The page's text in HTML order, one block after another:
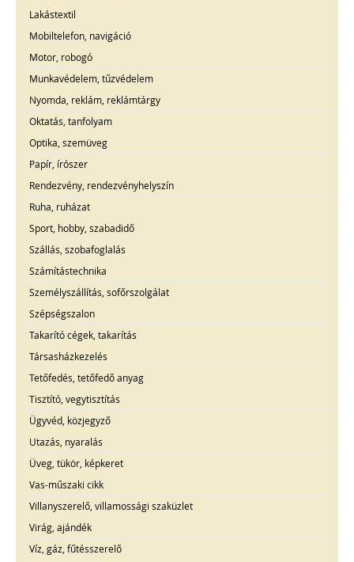
Lakástextil
Mobiltelefon, navigáció
Motor, robogó
Munkavédelem, tűzvédelem
Nyomda, reklám, reklámtárgy
Oktatás, tanfolyam
Optika, szemüveg
Papír, írószer
Rendezvény, rendezvényhelyszín
Ruha, ruházat
Sport, hobby, szabadidő
Szállás, szobafoglalás
Számítástechnika
Személyszállítás, sofőrszolgálat
Szépségszalon
Takarító cégek, takarítás
Társasházkezelés
Tetőfedés, tetőfedő anyag
Tisztító, vegytisztítás
Ügyvéd, közjegyző
Utazás, nyaralás
Üveg, tükör, képkeret
Vas-műszaki cikk
Villanyszerelő, villamossági szaküzlet
Virág, ajándék
Víz, gáz, fűtésszerelő